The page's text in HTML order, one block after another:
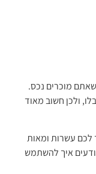
מוכרים נכס.
ולכן חשוב מאוד
לכם עשרות ומאות
איך להשתמש